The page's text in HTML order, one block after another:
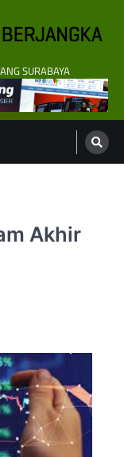
SURABAYA
Akhir